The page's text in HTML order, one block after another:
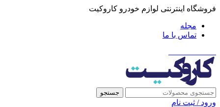
فروشگاه اینترنتی لوازم خودرو کاروکیت
مجله
تماس با ما
جستجو
ورود / ثبت نام